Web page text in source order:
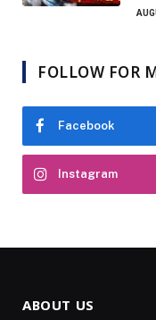
FOLLOW FOR
Facebook
Instagram
ABOUT US